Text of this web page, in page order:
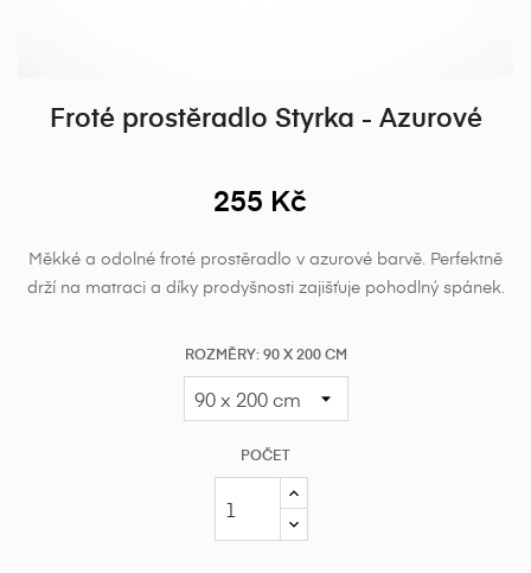
Froté prostěradlo Styrka - Azurové
255 Kč
Měkké a odolné froté prostěradlo v azurové barvě. Perfektně
drží na matraci a díky prodyšnosti zajišťuje pohodlný spánek.
ROZMĚRY: 90 X 200 CM
POČET